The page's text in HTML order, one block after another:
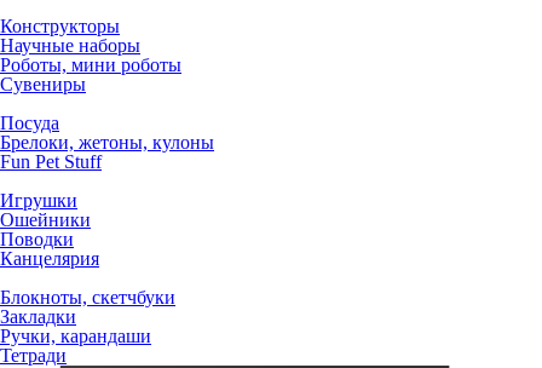
Конструкторы
Научные наборы
Роботы, мини роботы
Сувениры
Посуда
Брелоки, жетоны, кулоны
Fun Pet Stuff
Игрушки
Ошейники
Поводки
Канцелярия
Блокноты, скетчбуки
Закладки
Ручки, карандаши
Тетради